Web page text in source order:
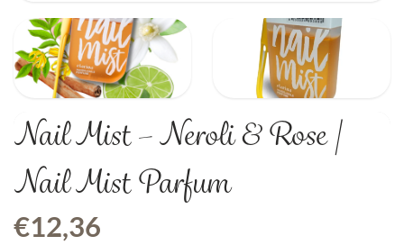
Nail Mist – Neroli & Rose |
Nail Mist Parfum
€12,36